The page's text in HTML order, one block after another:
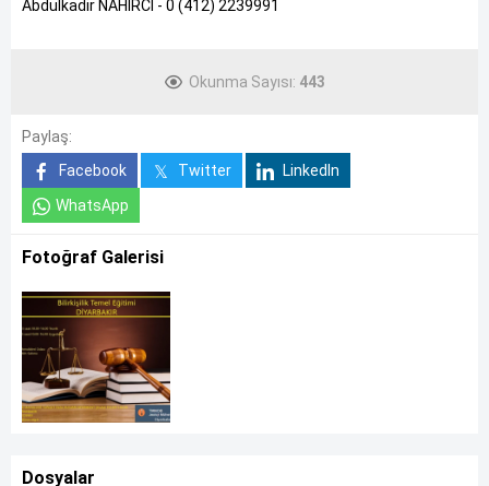
Abdulkadir NAHIRCİ - 0 (412) 2239991
Okunma Sayısı: 443
Paylaş:
Facebook
Twitter
LinkedIn
WhatsApp
Fotoğraf Galerisi
Dosyalar